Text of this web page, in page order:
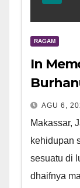
RAGAM
In
AGU 6,
Makassar,
kehidupan
sesuatu di
dhaifnya